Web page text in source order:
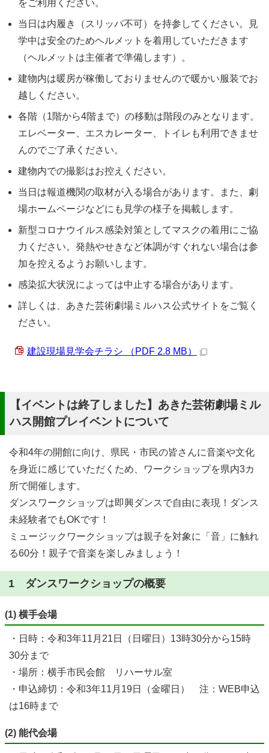
をご利用ください。
当日は内履き（スリッパ不可）を持参してください。見
学中は安全のためヘルメットを着用していただきます
（ヘルメットは主催者で準備します）。
建物内は暖房が稼働しておりませんので暖かい服装でお
越しください。
各階（1階から4階まで）の移動は階段のみとなります。
エレベーター、エスカレーター、トイレも利用できませ
んのでご了承ください。
建物内での撮影はお控えください。
当日は報道機関の取材が入る場合があります。また、劇
場ホームページなどにも見学の様子を掲載します。
新型コロナウイルス感染対策としてマスクの着用にご協
力ください。発熱やせきなど体調がすぐれない場合は参
加を控えるようお願いします。
感染拡大状況によっては中止する場合があります。
詳しくは、あきた芸術劇場ミルハス公式サイトをご覧く
ださい。
建設現場見学会チラシ （PDF 2.8 MB）
【イベントは終了しました】あきた芸術劇場ミル
ハス開館プレイベントについて
令和4年の開館に向け、県民・市民の皆さんに音楽や文化
を身近に感じていただくため、ワークショップを県内3カ
所で開催します。
ダンスワークショップは即興ダンスで自由に表現！ダンス
未経験者でもOKです！
ミュージックワークショップは親子を対象に「音」に触れ
る60分！親子で音楽を楽しみましょう！
1 ダンスワークショップの概要
(1) 横手会場
・日時：令和3年11月21日（日曜日）13時30分から15時
30分まで
・場所：横手市民会館 リハーサル室
・申込締切：令和3年11月19日（金曜日） 注：WEB申込
は16時まで
(2) 能代会場